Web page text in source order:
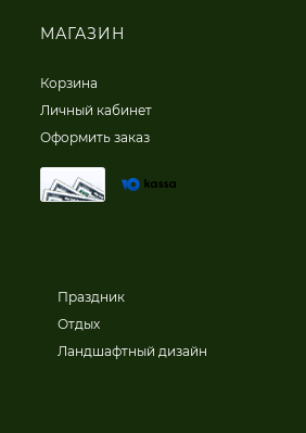
МАГАЗИН
Корзина
Личный кабинет
Оформить заказ
Праздник
Отдых
Ландшафтный дизайн